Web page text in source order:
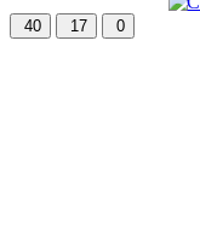
40 17 0